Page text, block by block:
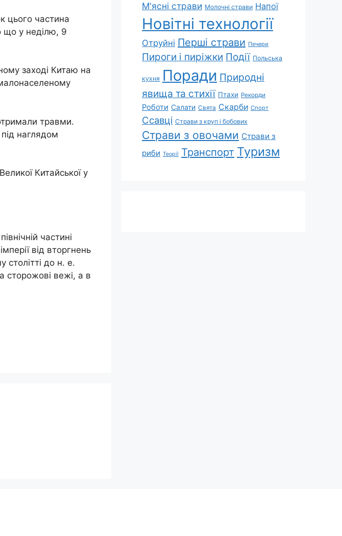
цього частина
що у неділю, 9
заході Китаю на
травми.
наглядом
Китайської у
частині
від вторгнень
до н. е.
сторожові вежі, а в
М'ясні страви Молочні страви Напої
Новітні технології
Отруйні Перші страви Печери
Пироги і пиріжки Події Польська
кухня Поради Природні
явища та стихії Птахи Рекорди
Роботи Салати Свята Скарби Спорт
Ссавці Страви з круп і бобових
Страви з овочами Страви з
риби Теорії Транспорт Туризм